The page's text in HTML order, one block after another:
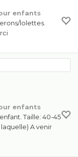
enfants
lolettes.
enfants
Taille: 40-45
A venir